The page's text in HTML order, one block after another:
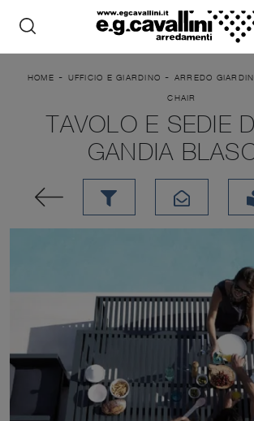
HOME - UFFICIO E GIARDINO - ARREDO
CHAIR
TAVOLO E SEDIE
GANDIA